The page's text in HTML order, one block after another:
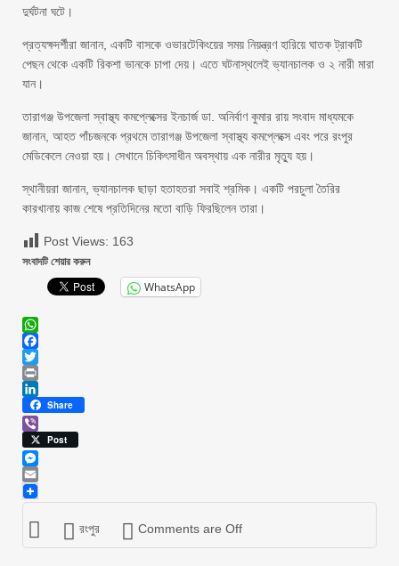
দুর্ঘটনা ঘটে।
প্রত্যক্ষদর্শীরা জানান, একটি বাসকে ওভারটেকিংয়ের সময় নিয়ন্ত্রণ হারিয়ে ঘাতক ট্রাকটি
পেছন থেকে একটি রিকশা ভানকে চাপা দেয়। এতে ঘটনাস্থলেই ভ্যানচালক ও ২ নারী মারা
যান।
তারাগঞ্জ উপজেলা স্বাস্থ্য কমপ্লেক্সের ইনচার্জ ডা. অনির্বাণ কুমার রায় সংবাদ মাধ্যমকে
জানান, আহত পাঁচজনকে প্রথমে তারাগঞ্জ উপজেলা স্বাস্থ্য কমপ্লেক্সে এবং পরে রংপুর
মেডিকেলে নেওয়া হয়। সেখানে চিকিৎসাধীন অবস্থায় এক নারীর মৃত্যু হয়।
স্থানীয়রা জানান, ভ্যানচালক ছাড়া হতাহতরা সবাই শ্রমিক। একটি পরচুলা তৈরির
কারখানায় কাজ শেষে প্রতিদিনের মতো বাড়ি ফিরছিলেন তারা।
Post Views: 163
সংবাদটি শেয়ার করুন
WhatsApp
WhatsApp
Facebook
Twitter
Print
LinkedIn
Share
ViberPost
Messenger
Email
রংপুর Comments are Off